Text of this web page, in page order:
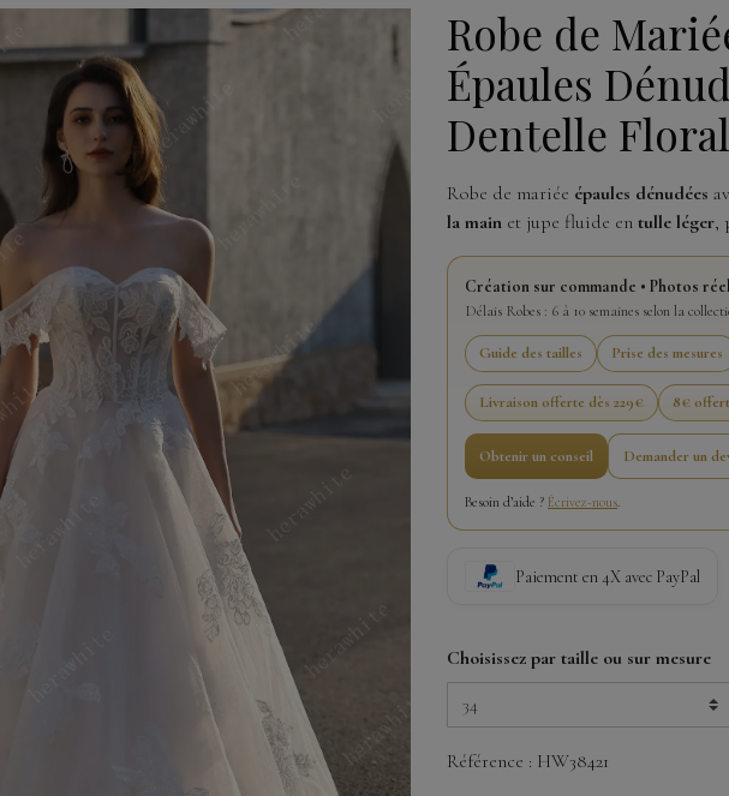
Robe de
Épaules
Dentelle
Robe de mariée épaules dénudées
la main et jupe fluide en tulle léger,
Création sur commande • Photos
Délais Robes : 6 à 10 semaines selon la
Guide des tailles Prise des mesures
Livraison offerte dès 229€ 8€
Obtenir un conseil Demander un
Besoin d’aide ? Écrivez-nous.
Paiement en 4X avec PayPal
Choisissez par taille ou sur mesure
Référence : HW38421